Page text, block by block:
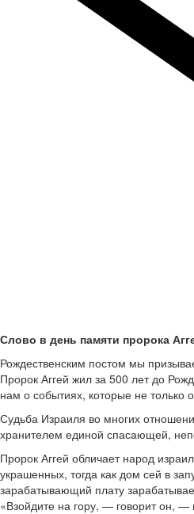
Слово в день памяти пророка
Рождественским постом мы
Пророк Аггей жил за 500 лет до
нам о событиях, которые не только
Судьба Израиля во многих
хранителем единой спасающей,
Пророк Аггей обличает народ
украшенных, тогда как дом сей в
зарабатывающий плату
«Взойдите на гору, — говорит он, —